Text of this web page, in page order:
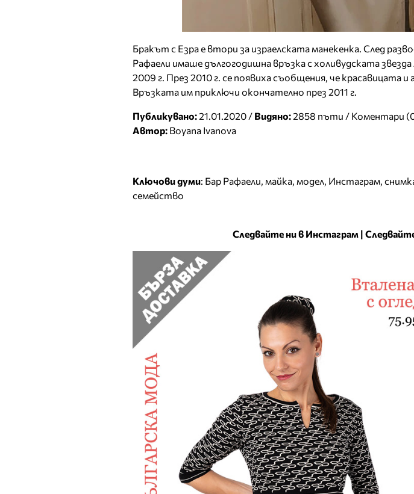
Бракът с Езра е втори за израелската манекенка. След
Рафаели имаше дългогодишна връзка с холивудската звезда
2009 г. През 2010 г. се появиха съобщения, че красавицата
Връзката им приключи окончателно през 2011 г.
Публикувано:21.01.2020 / Видяно:2858 пъти / Коментари
Автор: Boyana Ivanova
Ключови думи: Бар Рафаели майка модел Инстаграм
семейство
Следвайте ни в Инстаграм |